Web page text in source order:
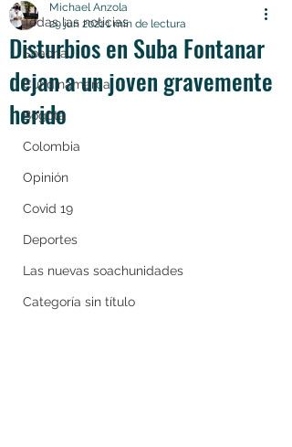
Todas las noticias
Soacha
Cundinamarca
Bogotá
Colombia
Opinión
Covid 19
Deportes
Las nuevas soachunidades
Categoría sin título
Disturbios en Suba Fontanar
dejan a un joven gravemente
herido
Michael Anzola
29 jun 20211 min de lectura